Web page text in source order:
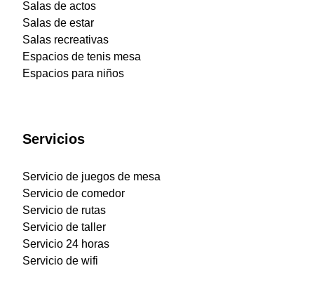
Salas de actos
Salas de estar
Salas recreativas
Espacios de tenis mesa
Espacios para niños
Servicios
Servicio de juegos de mesa
Servicio de comedor
Servicio de rutas
Servicio de taller
Servicio 24 horas
Servicio de wifi